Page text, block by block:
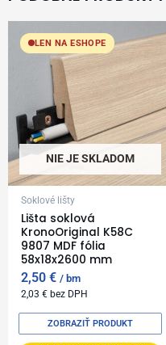
LEN NA ESHOPE
NIE JE SKLADOM
Soklové lišty
Lišta soklová
KronoOriginal K58C
9807 MDF fólia
58x18x2600 mm
2,50€ bm
2,03€ bez DPH
ZOBRAZIŤ PRODUKT